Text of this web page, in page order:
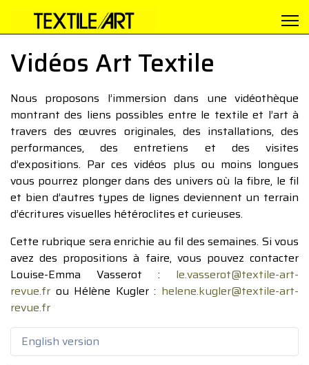
Vidéos Art Textile
Nous proposons l’immersion dans une vidéothèque
montrant des liens possibles entre le textile et l’art à
travers des œuvres originales, des installations, des
performances, des entretiens et des visites
d’expositions. Par ces vidéos plus ou moins longues
vous pourrez plonger dans des univers où la fibre, le fil
et bien d’autres types de lignes deviennent un terrain
d’écritures visuelles hétéroclites et curieuses.
Cette rubrique sera enrichie au fil des semaines. Si vous
avez des propositions à faire, vous pouvez contacter
Louise-Emma Vasserot : le.vasserot@textile-art-
revue.fr ou Hélène Kugler : helene.kugler@textile-art-
revue.fr
English version